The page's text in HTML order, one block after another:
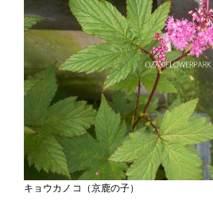
キョウカノコ（京鹿の子）